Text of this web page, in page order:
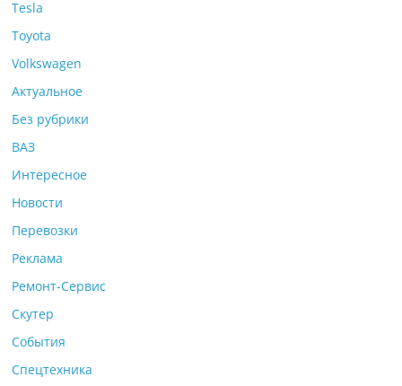
Tesla
Toyota
Volkswagen
Актуальное
Без рубрики
ВАЗ
Интересное
Новости
Перевозки
Реклама
Ремонт-Сервис
Скутер
События
Спецтехника